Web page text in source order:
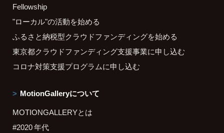
Fellowship
"ローカル"の活動を始める
ふるさと納税型クラウドファンディングを始める
東京都クラウドファンディング支援事業に申し込む
コロナ対策支援プログラムに申し込む
MotionGalleryについて
MOTIONGALLERYとは
#2020 年代